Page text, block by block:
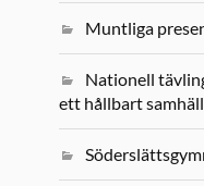
Muntliga
Nationell
ett hållbart